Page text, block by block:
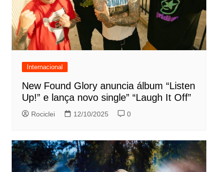
Internacional
New Found Glory anuncia álbum “Listen
Up!” e lança novo single” “Laugh It Off”
Rociclei 12/10/2025 0